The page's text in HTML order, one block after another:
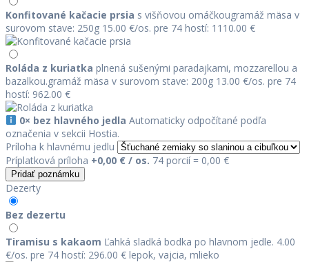
Konfitované kačacie prsia s višňovou omáčkougramáž mäsa v
surovom stave: 250g 15.00 €/os. pre 74 hostí: 1110.00 €
Roláda z kuriatka plnená sušenými paradajkami, mozzarellou a
bazalkou.gramáž mäsa v surovom stave: 200g 13.00 €/os. pre 74
hostí: 962.00 €
0× bez hlavného jedla Automaticky odpočítané podľa
označenia v sekcii Hostia.
Príloha k hlavnému jedlu
Príplatková príloha +0,00 € / os. 74 porcií = 0,00 €
Pridať poznámku
Dezerty
Bez dezertu
Tiramisu s kakaom Ľahká sladká bodka po hlavnom jedle. 4.00
€/os. pre 74 hostí: 296.00 € lepok, vajcia, mlieko